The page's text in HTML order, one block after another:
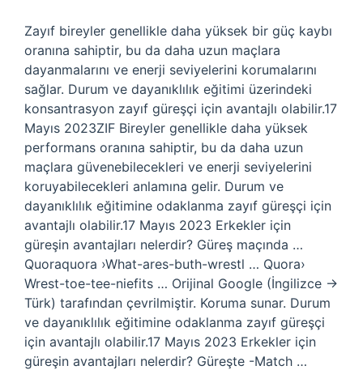
Zayıf bireyler genellikle daha yüksek bir güç kaybı
oranına sahiptir, bu da daha uzun maçlara
dayanmalarını ve enerji seviyelerini korumalarını
sağlar. Durum ve dayanıklılık eğitimi üzerindeki
konsantrasyon zayıf güreşçi için avantajlı olabilir.17
Mayıs 2023ZIF Bireyler genellikle daha yüksek
performans oranına sahiptir, bu da daha uzun
maçlara güvenebilecekleri ve enerji seviyelerini
koruyabilecekleri anlamına gelir. Durum ve
dayanıklılık eğitimine odaklanma zayıf güreşçi için
avantajlı olabilir.17 Mayıs 2023 Erkekler için
güreşin avantajları nelerdir? Güreş maçında …
Quoraquora ›What-ares-buth-wrestl … Quora›
Wrest-toe-tee-niefits … Orijinal Google (İngilizce →
Türk) tarafından çevrilmiştir. Koruma sunar. Durum
ve dayanıklılık eğitimine odaklanma zayıf güreşçi
için avantajlı olabilir.17 Mayıs 2023 Erkekler için
güreşin avantajları nelerdir? Güreşte -Match …